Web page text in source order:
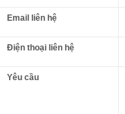
Email liên hệ
Điện thoại liên hệ
Yêu cầu